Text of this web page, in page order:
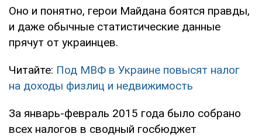
Оно и понятно, герои Майдана боятся правды,
и даже обычные статистические данные
прячут от украинцев.
Читайте: Под МВФ в Украине повысят налог
на доходы физлиц и недвижимость
За январь-февраль 2015 года было собрано
всех налогов в сводный госбюджет